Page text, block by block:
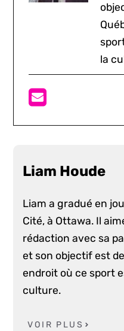
la
Liam Houde
Liam a gradué en
Cité, à Ottawa. Il
rédaction avec sa
et son objectif est
endroit où ce sport
culture.
VOIR PLUS